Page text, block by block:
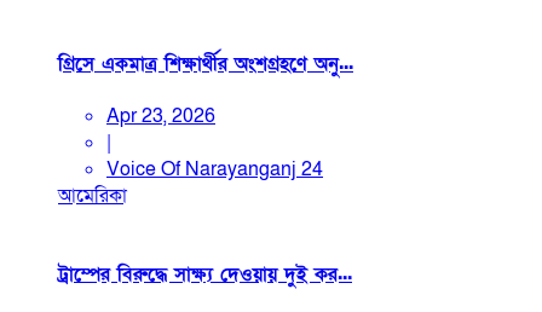
গ্রিসে একমাত্র শিক্ষার্থীর অংশগ্রহণে অনু...
Apr 23, 2026
|
Voice Of Narayanganj 24
আমেরিকা
ট্রাম্পের বিরুদ্ধে সাক্ষ্য দেওয়ায় দুই কর...